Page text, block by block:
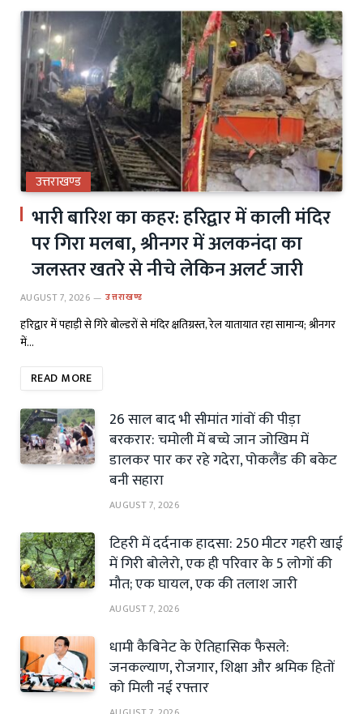
उत्तराखण्ड
भारी बारिश का कहर: हरिद्वार में काली मंदिर
पर गिरा मलबा, श्रीनगर में अलकनंदा का
जलस्तर खतरे से नीचे लेकिन अलर्ट जारी
AUGUST 7, 2026 उत्तराखण्ड
हरिद्वार में पहाड़ी से गिरे बोल्डरों से मंदिर क्षतिग्रस्त, रेल यातायात रहा सामान्य; श्रीनगर
में…
READ MORE
26 साल बाद भी सीमांत गांवों की पीड़ा
बरकरार: चमोली में बच्चे जान जोखिम में
डालकर पार कर रहे गदेरा, पोकलैंड की बकेट
बनी सहारा
AUGUST 7, 2026
टिहरी में दर्दनाक हादसा: 250 मीटर गहरी खाई
में गिरी बोलेरो, एक ही परिवार के 5 लोगों की
मौत; एक घायल, एक की तलाश जारी
AUGUST 7, 2026
धामी कैबिनेट के ऐतिहासिक फैसले:
जनकल्याण, रोजगार, शिक्षा और श्रमिक हितों
को मिली नई रफ्तार